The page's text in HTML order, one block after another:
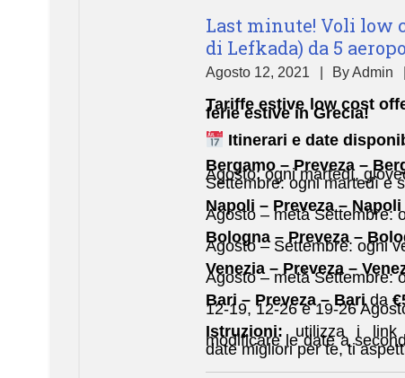
Last minute! Voli low
di Lefkada) da 5
Agosto 12, 2021 ByAdmin
Tariffe estive low cost
ferie estive in Grecia!
Itinerari e date
Bergamo – Preveza –
Agosto: ogni martedì,
Settembre: ogni martedì e
Napoli – Preveza – Napoli
Agosto – metà Settembre:
Bologna – Preveza –
Agosto – Settembre: ogni
Venezia – Preveza –
Agosto – metà Settembre:
Bari – Preveza – Barida
12-19, 12-26 e 19-26
Istruzioni: utilizza i link
modificare le date a
date migliori per te, ti